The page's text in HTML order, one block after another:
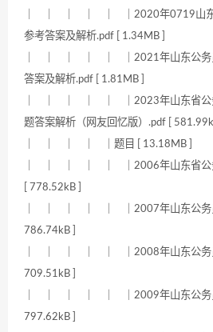
｜ ｜ ｜ ｜ ｜ ｜2020年0719山东
参考答案及解析.pdf [ 1.34MB ]
｜ ｜ ｜ ｜ ｜ ｜2021年山东公务
答案及解析.pdf [ 1.81MB ]
｜ ｜ ｜ ｜ ｜ ｜2023年山东省公
题答案解析（网友回忆版）.pdf [
｜ ｜ ｜ ｜ ｜题目 [ 13.18MB ]
｜ ｜ ｜ ｜ ｜ ｜2006年山东省公
[ 778.52kB ]
｜ ｜ ｜ ｜ ｜ ｜2007年山东公务员
786.74kB ]
｜ ｜ ｜ ｜ ｜ ｜2008年山东公务员
709.51kB ]
｜ ｜ ｜ ｜ ｜ ｜2009年山东公务员
797.62kB ]